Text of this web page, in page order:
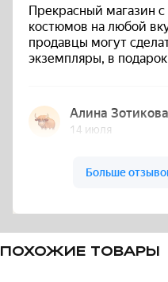
ПОХОЖИЕ ТОВАРЫ